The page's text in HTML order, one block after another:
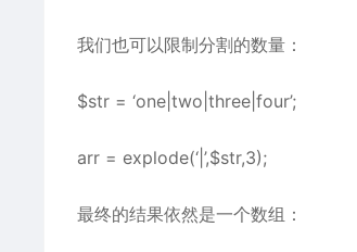
我们也可以限制分割的数量：
$str = ‘one|two|three|four’;
arr = explode(‘|’,$str,3);
最终的结果依然是一个数组：